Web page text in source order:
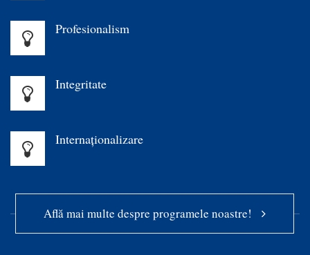
Profesionalism
Integritate
Internaționalizare
Află mai multe despre programele noastre!